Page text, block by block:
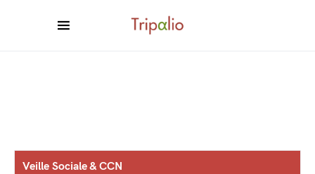
Veille Sociale & CCN